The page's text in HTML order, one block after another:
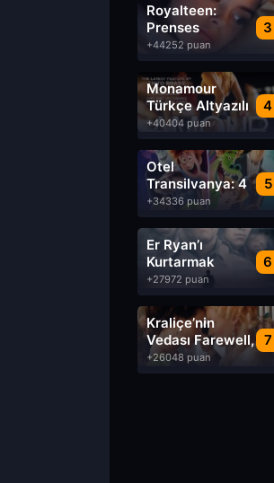
3
Royalteen:
Prenses
Margrethe izle
+44252 puan
4
Monamour
Türkçe Altyazılı
izle
+40404 puan
5
Otel
Transilvanya: 4
Transformanya
izle
+34336 puan
6
Er Ryan’ı
Kurtarmak
Saving Private
Ryan Türkçe
Dublaj izle
+27972 puan
7
Kraliçe’nin
Vedası Farewell,
My Queen izle
+26048 puan